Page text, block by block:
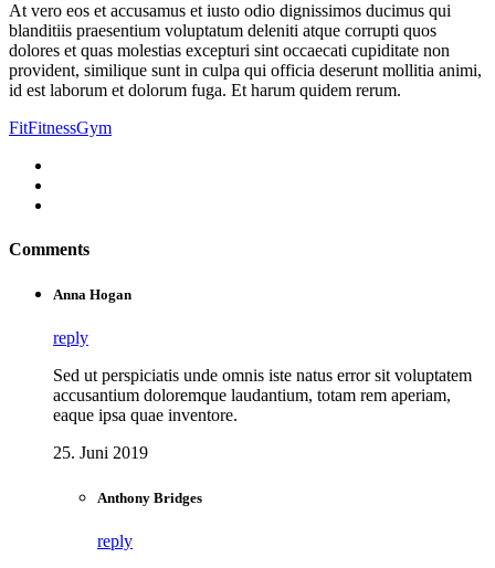
At vero eos et accusamus et iusto odio dignissimos ducimus qui
blanditiis praesentium voluptatum deleniti atque corrupti quos
dolores et quas molestias excepturi sint occaecati cupiditate non
provident, similique sunt in culpa qui officia deserunt mollitia animi,
id est laborum et dolorum fuga. Et harum quidem rerum.
FitFitnessGym
Comments
Anna Hogan
reply
Sed ut perspiciatis unde omnis iste natus error sit voluptatem
accusantium doloremque laudantium, totam rem aperiam,
eaque ipsa quae inventore.
25. Juni 2019
Anthony Bridges
reply